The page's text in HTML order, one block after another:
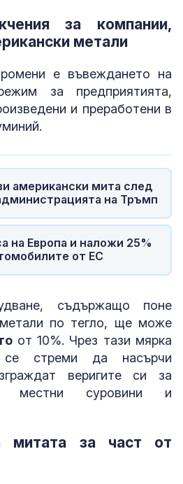
за компании,
метали
е въвеждането на
за предприятията,
и преработени в
американски мита след
на Тръмп
на Европа и наложи 25%
от ЕС
съдържащо поне
по тегло, ще може
от 10%. Чрез тази мярка
се стреми да насърчи
веригите си за
местни суровини и
митата за част от